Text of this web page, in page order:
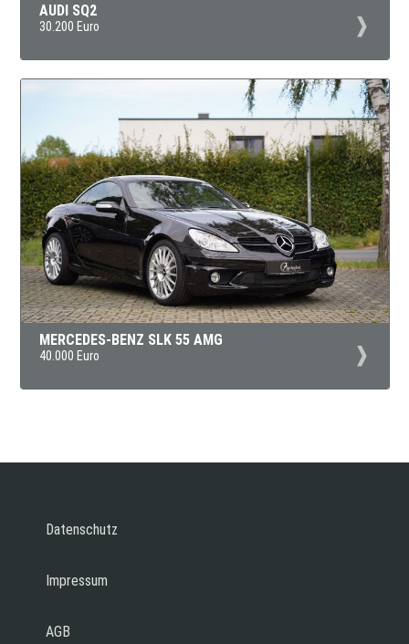
AUDI SQ2
30.200 Euro
MERCEDES-BENZ SLK 55 AMG
40.000 Euro
Datenschutz
Impressum
AGB